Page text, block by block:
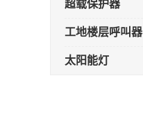
超载保护器
工地楼层呼叫器
太阳能灯